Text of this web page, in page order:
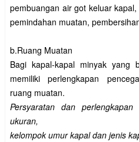
pembuangan air got keluar
pemindahan muatan,
b.Ruang Muatan
Bagi kapal-kapal minyak yang
memiliki perlengkapan
ruang muatan.
Persyaratan dan
ukuran,
kelompok umur kapal dan jenis